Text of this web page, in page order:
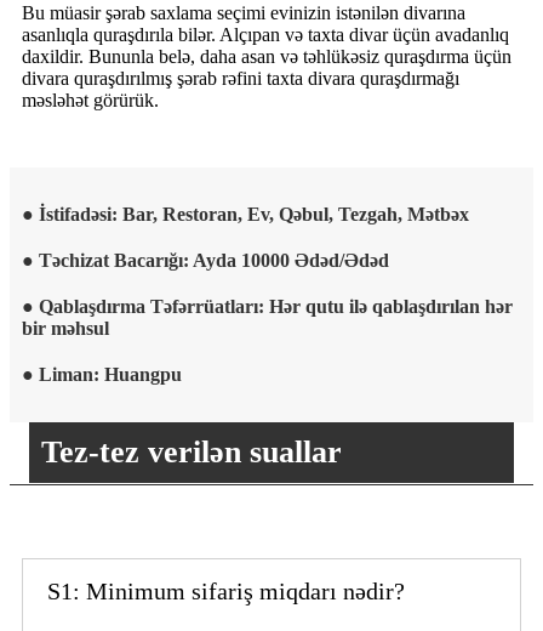
Bu müasir şərab saxlama seçimi evinizin istənilən divarına
asanlıqla quraşdırıla bilər. Alçıpan və taxta divar üçün avadanlıq
daxildir. Bununla belə, daha asan və təhlükəsiz quraşdırma üçün
divara quraşdırılmış şərab rəfini taxta divara quraşdırmağı
məsləhət görürük.
● İstifadəsi: Bar, Restoran, Ev, Qəbul, Tezgah, Mətbəx
● Təchizat Bacarığı: Ayda 10000 Ədəd/Ədəd
● Qablaşdırma Təfərrüatları: Hər qutu ilə qablaşdırılan hər
bir məhsul
● Liman: Huangpu
Tez-tez verilən suallar
S1: Minimum sifariş miqdarı nədir?